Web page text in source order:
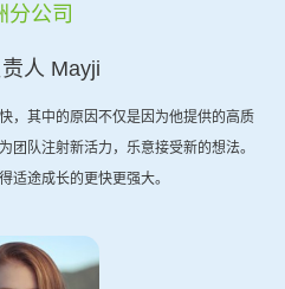
分公司
人 Mayji
，其中的原因不仅是因为他提供的高质
团队注射新活力，乐意接受新的想法。
适途成长的更快更强大。